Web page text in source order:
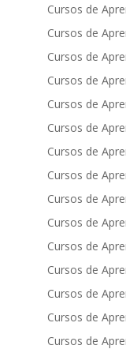
Cursos de
Cursos de
Cursos de
Cursos de
Cursos de
Cursos de
Cursos de
Cursos de
Cursos de
Cursos de
Cursos de
Cursos de
Cursos de
Cursos de
Cursos de